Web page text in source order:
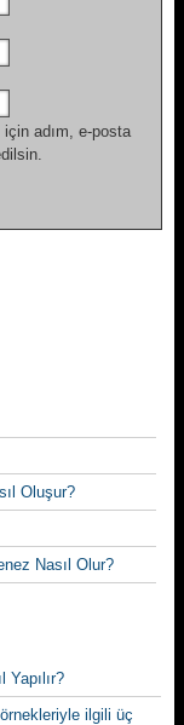
için adım, e-posta
Oluşur?
Nasıl Olur?
Yapılır?
ilgili üç